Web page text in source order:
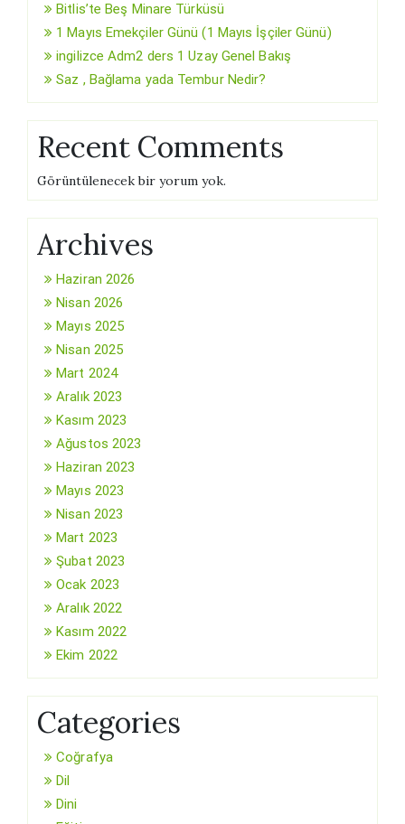
Bitlis’te Beş Minare Türküsü
1 Mayıs Emekçiler Günü (1 Mayıs İşçiler Günü)
ingilizce Adm2 ders 1 Uzay Genel Bakış
Saz , Bağlama yada Tembur Nedir?
Recent Comments
Görüntülenecek bir yorum yok.
Archives
Haziran 2026
Nisan 2026
Mayıs 2025
Nisan 2025
Mart 2024
Aralık 2023
Kasım 2023
Ağustos 2023
Haziran 2023
Mayıs 2023
Nisan 2023
Mart 2023
Şubat 2023
Ocak 2023
Aralık 2022
Kasım 2022
Ekim 2022
Categories
Coğrafya
Dil
Dini